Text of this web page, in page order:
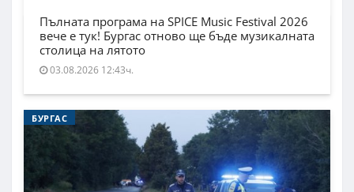
Пълната програма на SPICE Music Festival 2026
вече е тук! Бургас отново ще бъде музикалната
столица на лятото
03.08.2026 12:43ч.
БУРГАС